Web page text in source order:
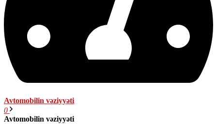
Avtomobilin vəziyyəti
0
Avtomobilin vəziyyəti